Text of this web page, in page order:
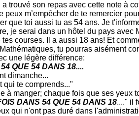
trouvé son repas avec cette note à
m’empêcher de te remercier
que toi aussi tu as 54 ans. Je
je serai dans un hôtel du pays avec
courses. Il a aussi 18 ans! Et
tu pourras aisément
une légère différence:
QUE 54 DANS 18....
dimanche...
qui te comprends..."
à manger; chaque fois que ses yeux
DANS 54 QUE 54 DANS 18...." il
qui n'ont pas duré dans